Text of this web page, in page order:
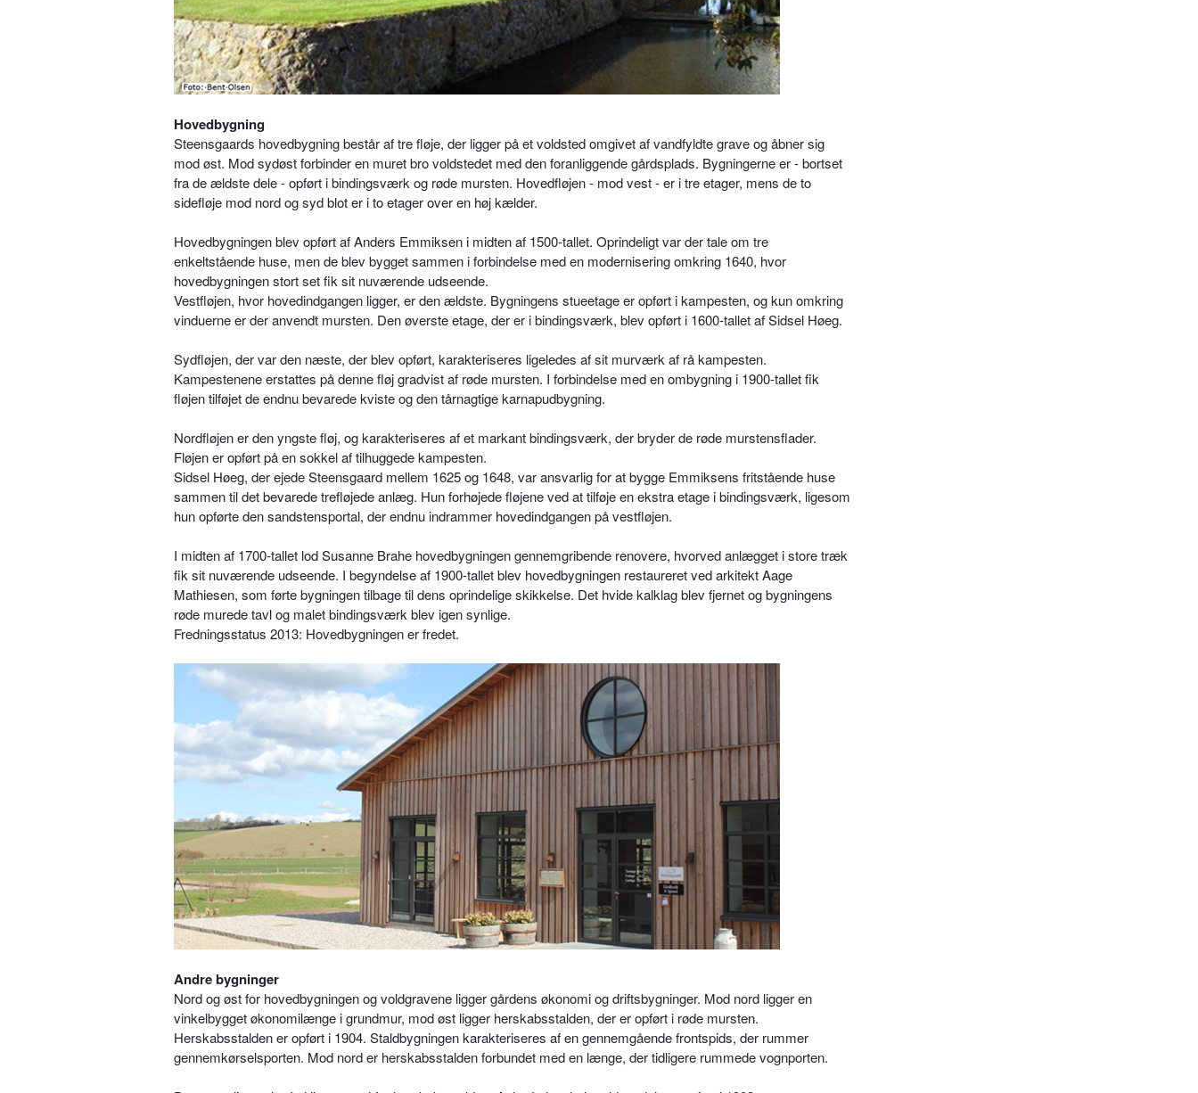
Hovedbygning
Steensgaards hovedbygning består af tre fløje, der ligger på et voldsted omgivet af vandfyldte grave og åbner sig
mod øst. Mod sydøst forbinder en muret bro voldstedet med den foranliggende gårdsplads. Bygningerne er - bortset
fra de ældste dele - opført i bindingsværk og røde mursten. Hovedfløjen - mod vest - er i tre etager, mens de to
sidefløje mod nord og syd blot er i to etager over en høj kælder.
Hovedbygningen blev opført af Anders Emmiksen i midten af 1500-tallet. Oprindeligt var der tale om tre
enkeltstående huse, men de blev bygget sammen i forbindelse med en modernisering omkring 1640, hvor
hovedbygningen stort set fik sit nuværende udseende.
Vestfløjen, hvor hovedindgangen ligger, er den ældste. Bygningens stueetage er opført i kampesten, og kun omkring
vinduerne er der anvendt mursten. Den øverste etage, der er i bindingsværk, blev opført i 1600-tallet af Sidsel Høeg.
Sydfløjen, der var den næste, der blev opført, karakteriseres ligeledes af sit murværk af rå kampesten.
Kampestenene erstattes på denne fløj gradvist af røde mursten. I forbindelse med en ombygning i 1900-tallet fik
fløjen tilføjet de endnu bevarede kviste og den tårnagtige karnapudbygning.
Nordfløjen er den yngste fløj, og karakteriseres af et markant bindingsværk, der bryder de røde murstensflader.
Fløjen er opført på en sokkel af tilhuggede kampesten.
Sidsel Høeg, der ejede Steensgaard mellem 1625 og 1648, var ansvarlig for at bygge Emmiksens fritstående huse
sammen til det bevarede trefløjede anlæg. Hun forhøjede fløjene ved at tilføje en ekstra etage i bindingsværk, ligesom
hun opførte den sandstensportal, der endnu indrammer hovedindgangen på vestfløjen.
I midten af 1700-tallet lod Susanne Brahe hovedbygningen gennemgribende renovere, hvorved anlægget i store træk
fik sit nuværende udseende. I begyndelse af 1900-tallet blev hovedbygningen restaureret ved arkitekt Aage
Mathiesen, som førte bygningen tilbage til dens oprindelige skikkelse. Det hvide kalklag blev fjernet og bygningens
røde murede tavl og malet bindingsværk blev igen synlige.
Fredningsstatus 2013: Hovedbygningen er fredet.
Andre bygninger
Nord og øst for hovedbygningen og voldgravene ligger gårdens økonomi og driftsbygninger. Mod nord ligger en
vinkelbygget økonomilænge i grundmur, mod øst ligger herskabsstalden, der er opført i røde mursten.
Herskabsstalden er opført i 1904. Staldbygningen karakteriseres af en gennemgående frontspids, der rummer
gennemkørselsporten. Mod nord er herskabsstalden forbundet med en længe, der tidligere rummede vognporten.